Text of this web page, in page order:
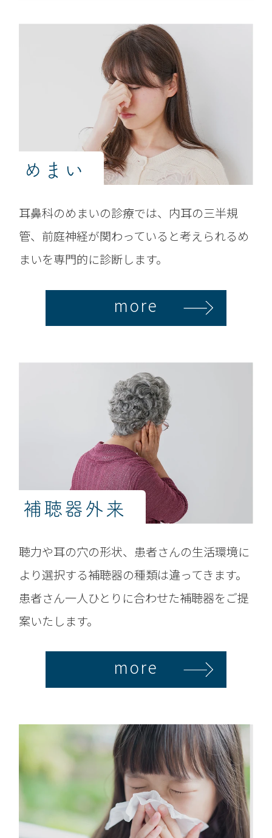
めまい
耳鼻科のめまいの診療では、内耳の三半規
管、前庭神経が関わっていると考えられるめ
まいを専門的に診断します。
more
補聴器外来
聴力や耳の穴の形状、患者さんの生活環境に
より選択する補聴器の種類は違ってきます。
患者さん一人ひとりに合わせた補聴器をご提
案いたします。
more